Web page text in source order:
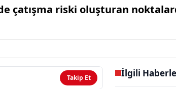
çatışma riski oluşturan
Takip Et İlgili